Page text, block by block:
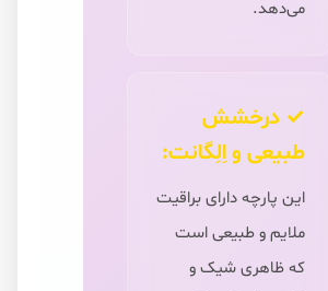
می‌دهد.
✓ درخشش
طبیعی و اِلِگانت:
این پارچه دارای براقیت
ملایم و طبیعی است
که ظاهری شیک و